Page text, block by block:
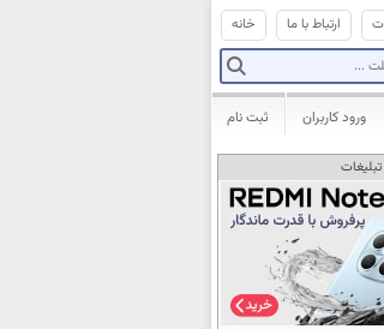
خانه ارتباط با ما
ثبت نام ورود کاربران
تبلیغات